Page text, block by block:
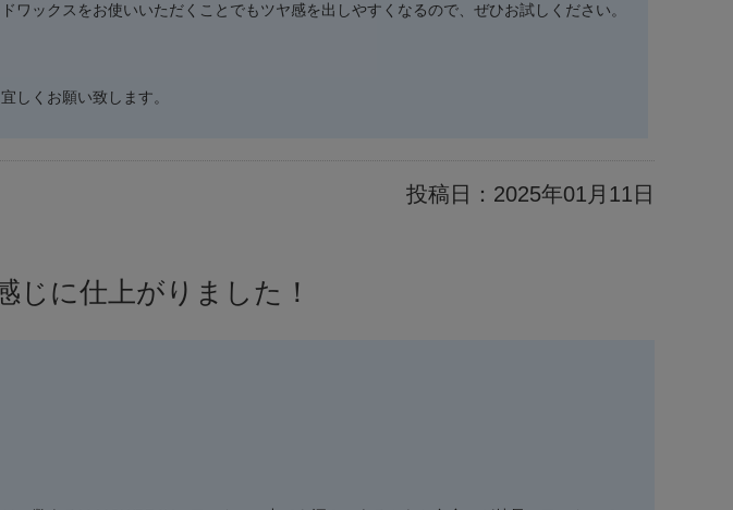
ワックスをお使いいただくことでもツヤ感を出しやすくなるので、ぜひお試しください。
しくお願い致します。
投稿日： 2025年01月11日
じに仕上がりました！